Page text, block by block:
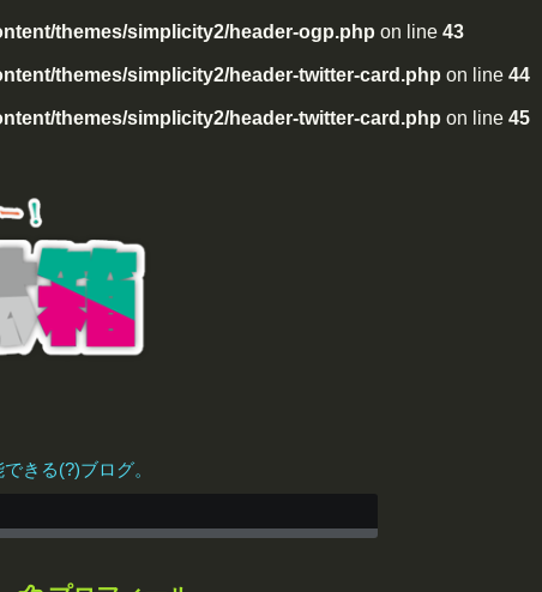
themes/simplicity2/header-ogp.php on line 43
themes/simplicity2/header-twitter-card.php on line 44
themes/simplicity2/header-twitter-card.php on line 45
きる(?)ブログ。